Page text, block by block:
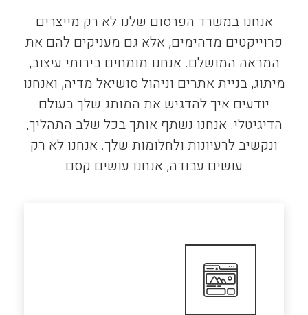
אנחנו במשרד הפרסום שלנו לא רק מייצרים
פרוייקטים מדהימים, אלא גם מעניקים להם את
המראה המושלם. אנחנו מומחים בירותי עיצוב,
מיתוג, בניית אתרים וניהול סושיאל מדיה, ואנחנו
יודעים איך להדגיש את המותג שלך בעולם
הדיגיטלי. אנחנו נשתף אותך בכל שלב התהליך,
ונקשיב לרעיונות ולחלומות שלך. אנחנו לא רק
עושים עבודה, אנחנו עושים קסם